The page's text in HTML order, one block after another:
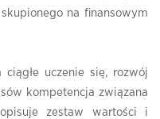
na finansowym
uczenie się, rozwój
kompetencja związana
zestaw wartości i